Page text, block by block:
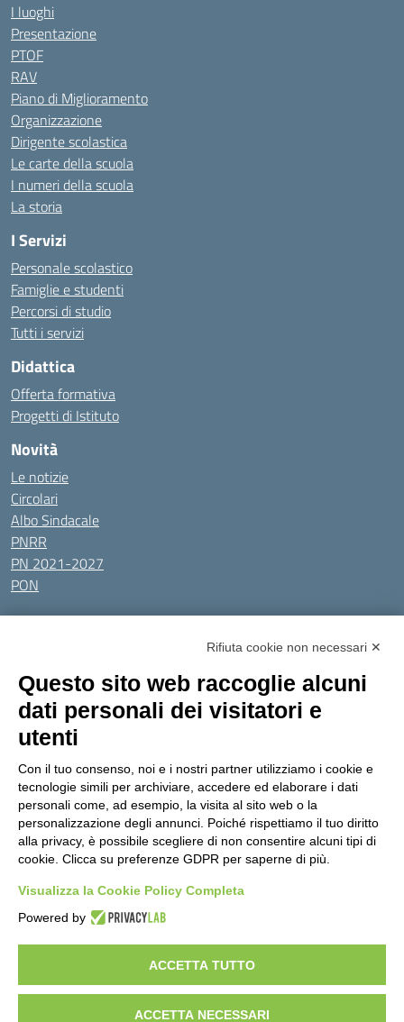
I luoghi
Presentazione
PTOF
RAV
Piano di Miglioramento
Organizzazione
Dirigente scolastica
Le carte della scuola
I numeri della scuola
La storia
I Servizi
Personale scolastico
Famiglie e studenti
Percorsi di studio
Tutti i servizi
Didattica
Offerta formativa
Progetti di Istituto
Novità
Le notizie
Circolari
Albo Sindacale
PNRR
PN 2021-2027
PON
Tutti gli argomenti
Amministrazione Trasparente
Privacy Policy
Dichiarazione di accessibilitàObiettivi di accessibilità
Seguici su:
Indirizzo:Via Gaetano Donizetti 30, Collegno
Centralino:0114053925 Email: toic8cg002@istruzione.it
Posta elettronica certificata (PEC):toic8cg002@pec.istruzione.it
Codice fiscale: 95641450010
Codice Indice delle Pubbliche Amministrazioni (IPA): D0ZZDV0V
Codice unico di fatturazione (CUF): FJDH3Z
Copyright 2023 © ISTITUTO COMPRENSIVO "GUGLIELMO MARCONI" |
PEC: TOIC8CG002@pec.istruzione.it
Rifiuta cookie non necessari ✕
Questo sito web raccoglie alcuni
dati personali dei visitatori e
utenti
Con il tuo consenso, noi e i nostri partner utilizziamo i cookie e
tecnologie simili per archiviare, accedere ed elaborare i dati
personali come, ad esempio, la visita al sito web o la
personalizzazione degli annunci. Poiché rispettiamo il tuo diritto
alla privacy, è possibile scegliere di non consentire alcuni tipi di
cookie. Clicca su preferenze GDPR per saperne di più.
Visualizza la Cookie Policy Completa
Powered by
ACCETTA TUTTO
ACCETTA NECESSARI